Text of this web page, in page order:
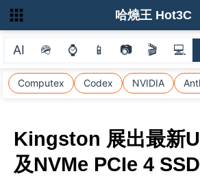
AI 🪖 ⌚ 📱 📷 🎬 💻
Computex Codex NVIDIA
哈燒王 Hot3C
Kingston 展出最新
及NVMe PCIe 4 SSD